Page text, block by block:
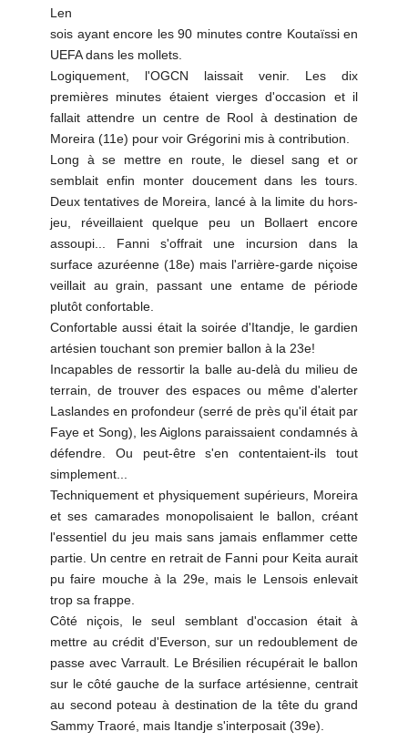
Len
sois ayant encore les 90 minutes contre Koutaïssi en
UEFA dans les mollets.
Logiquement, l'OGCN laissait venir. Les dix
premières minutes étaient vierges d'occasion et il
fallait attendre un centre de Rool à destination de
Moreira (11e) pour voir Grégorini mis à contribution.
Long à se mettre en route, le diesel sang et or
semblait enfin monter doucement dans les tours.
Deux tentatives de Moreira, lancé à la limite du hors-
jeu, réveillaient quelque peu un Bollaert encore
assoupi... Fanni s'offrait une incursion dans la
surface azuréenne (18e) mais l'arrière-garde niçoise
veillait au grain, passant une entame de période
plutôt confortable.
Confortable aussi était la soirée d'Itandje, le gardien
artésien touchant son premier ballon à la 23e!
Incapables de ressortir la balle au-delà du milieu de
terrain, de trouver des espaces ou même d'alerter
Laslandes en profondeur (serré de près qu'il était par
Faye et Song), les Aiglons paraissaient condamnés à
défendre. Ou peut-être s'en contentaient-ils tout
simplement...
Techniquement et physiquement supérieurs, Moreira
et ses camarades monopolisaient le ballon, créant
l'essentiel du jeu mais sans jamais enflammer cette
partie. Un centre en retrait de Fanni pour Keita aurait
pu faire mouche à la 29e, mais le Lensois enlevait
trop sa frappe.
Côté niçois, le seul semblant d'occasion était à
mettre au crédit d'Everson, sur un redoublement de
passe avec Varrault. Le Brésilien récupérait le ballon
sur le côté gauche de la surface artésienne, centrait
au second poteau à destination de la tête du grand
Sammy Traoré, mais Itandje s'interposait (39e).